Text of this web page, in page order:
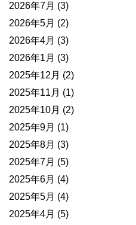
2026年7月 (3)
2026年5月 (2)
2026年4月 (3)
2026年1月 (3)
2025年12月 (2)
2025年11月 (1)
2025年10月 (2)
2025年9月 (1)
2025年8月 (3)
2025年7月 (5)
2025年6月 (4)
2025年5月 (4)
2025年4月 (5)